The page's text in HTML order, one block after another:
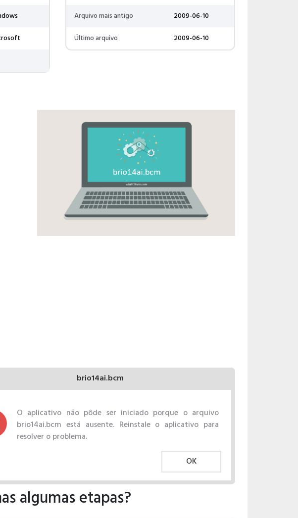
Arquivo mais antigo
2009-06-10
Último arquivo
2009-06-10
brio14ai.bcm
O aplicativo não pôde ser iniciado porque o arquivo
brio14ai.bcm está ausente. Reinstale o aplicativo para
resolver o problema.
OK
algumas etapas?